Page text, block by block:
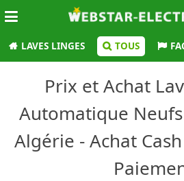
LAVES LINGES TOUS
Prix et Achat
Automatique
Algérie - Achat